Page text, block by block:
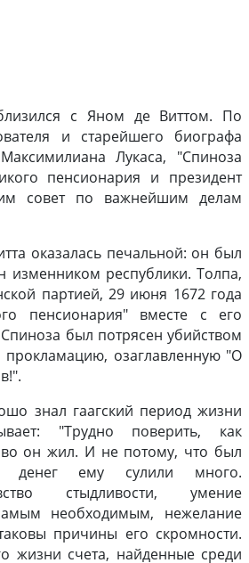
с Яном де Виттом. По
и старейшего биографа
Лукаса, "Спиноза
пенсионария и президент
совет по важнейшим делам
оказалась печальной: он был
изменником республики. Толпа,
партией, 29 июня 1672 года
пенсионария" вместе с его
был потрясен убийством
прокламацию, озаглавленную "О
знал гаагский период жизни
"Трудно поверить, как
он жил. И не потому, что был
денег ему сулили много.
стыдливости, умение
необходимым, нежелание
причины его скромности.
жизни счета, найденные среди